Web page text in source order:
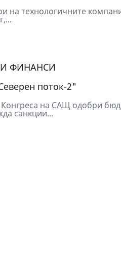
на технологичните
ФИНАНСИ
поток-2"
на САЩ одобри
санкции...